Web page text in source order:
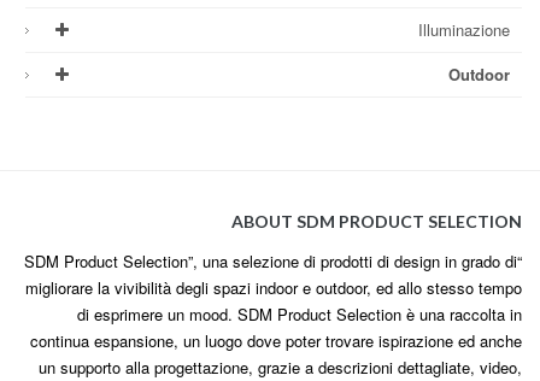
Illuminazione
Outdoor
ABOUT SDM PRODUCT SELECTION
“SDM Product Selection”, una selezione di prodotti di design in grado di
migliorare la vivibilità degli spazi indoor e outdoor, ed allo stesso tempo
di esprimere un mood. SDM Product Selection è una raccolta in
continua espansione, un luogo dove poter trovare ispirazione ed anche
un supporto alla progettazione, grazie a descrizioni dettagliate, video,